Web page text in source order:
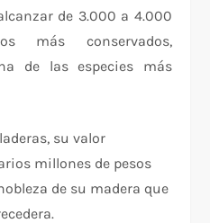
de 3.000 a 4.000
más conservados,
de las especies más
su valor
millones de pesos
de su madera que